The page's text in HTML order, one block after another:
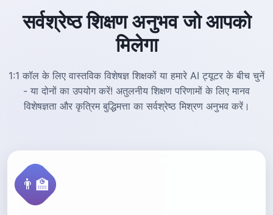
सर्वश्रेष्ठ शिक्षण अनुभव जो आपको
मिलेगा
1:1 कॉल के लिए वास्तविक विशेषज्ञ शिक्षकों या हमारे AI ट्यूटर के बीच चुनें
- या दोनों का उपयोग करें! अतुलनीय शिक्षण परिणामों के लिए मानव
विशेषज्ञता और कृत्रिम बुद्धिमत्ता का सर्वश्रेष्ठ मिश्रण अनुभव करें।
👨‍🏫